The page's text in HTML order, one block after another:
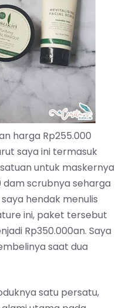
harga Rp255.000
saya ini termasuk
untuk maskernya
dam scrubnya seharga
hendak menulis
ini, paket tersebut
Rp350.000an. Saya
saat dua
satu persatu,